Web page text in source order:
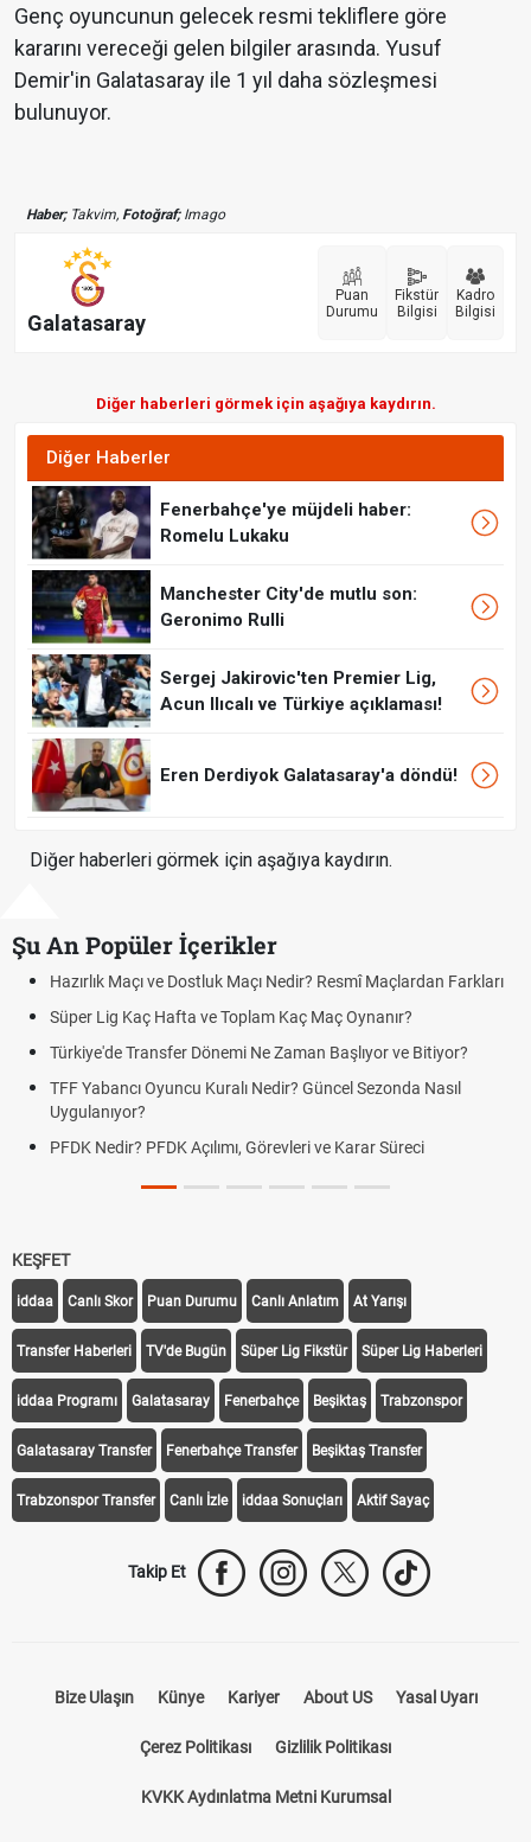
Genç oyuncunun gelecek resmi tekliflere göre
kararını vereceği gelen bilgiler arasında. Yusuf
Demir'in Galatasaray ile 1 yıl daha sözleşmesi
bulunuyor.
Haber;Takvim, Fotoğraf;Imago
Galatasaray
Puan
Durumu
Fikstür
Bilgisi
Kadro
Bilgisi
Diğer haberleri görmek için aşağıya kaydırın.
Diğer Haberler
Fenerbahçe'ye müjdeli haber:
Romelu Lukaku
Manchester City'de mutlu son:
Geronimo Rulli
Sergej Jakirovic'ten Premier Lig,
Acun Ilıcalı ve Türkiye açıklaması!
Eren Derdiyok Galatasaray'a döndü!
Diğer haberleri görmek için aşağıya kaydırın.
Şu An Popüler İçerikler
Hazırlık Maçı ve Dostluk Maçı Nedir? Resmî Maçlardan Farkları
Süper Lig Kaç Hafta ve Toplam Kaç Maç Oynanır?
Türkiye'de Transfer Dönemi Ne Zaman Başlıyor ve Bitiyor?
TFF Yabancı Oyuncu Kuralı Nedir? Güncel Sezonda Nasıl
Uygulanıyor?
PFDK Nedir? PFDK Açılımı, Görevleri ve Karar Süreci
KEŞFET
iddaa Canlı Skor Puan Durumu Canlı Anlatım At Yarışı
Transfer Haberleri TV'de Bugün Süper Lig Fikstür Süper Lig Haberleri
iddaa Programı Galatasaray Fenerbahçe Beşiktaş Trabzonspor
Galatasaray Transfer Fenerbahçe Transfer Beşiktaş Transfer
Trabzonspor Transfer Canlı İzle iddaa Sonuçları Aktif Sayaç
Takip Et
Bize Ulaşın Künye Kariyer About US Yasal Uyarı
Çerez Politikası Gizlilik Politikası
KVKK Aydınlatma Metni Kurumsal